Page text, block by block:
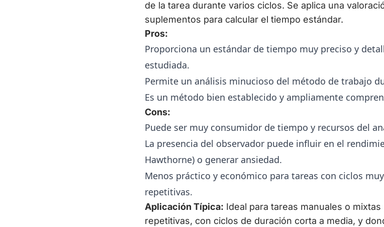
de la tarea durante varios ciclos. Se aplica una
suplementos para calcular el tiempo estándar.
Pros:
Proporciona un estándar de tiempo muy preciso y
estudiada.
Permite un análisis minucioso del método de trabajo
Es un método bien establecido y ampliamente
Cons:
Puede ser muy consumidor de tiempo y recursos del
La presencia del observador puede influir en el
Hawthorne) o generar ansiedad.
Menos práctico y económico para tareas con ciclos
repetitivas.
Aplicación Típica: Ideal para tareas manuales o
repetitivas, con ciclos de duración corta a media, y